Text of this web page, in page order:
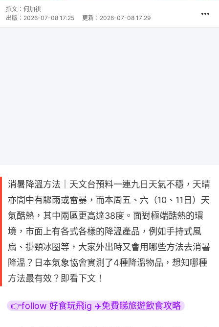
撰文： 何加祺
出版： 2026-07-08 17:25 更新： 2026-07-08 17:29
消暑降溫方法｜天文台預料一連九日天氣不穩，天晴
亦間中有驟雨或雷暴，而本周五、六（10、11日）天
氣酷熱，其中兩區更高達38度。面對極端酷熱的環
境，市面上有各式各樣的降溫產品，例如手持式風
扇、掛頸冰圈等，大家外出時又會用哪些方法去消暑
降溫？日本氣象協會實測了4種降溫物品，想知哪種
方法最有效？即看下文！
👉follow 好食玩飛ig ✈️免費睇旅遊飲食攻略